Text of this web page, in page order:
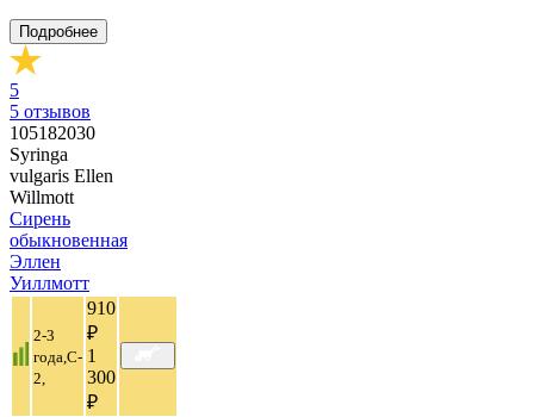
Подробнее
5
5 отзывов
105182030
Syringa
vulgaris Ellen
Willmott
Сирень
обыкновенная
Эллен
Уиллмотт
2-3
года,C-
2,
910
₽
1
300
₽